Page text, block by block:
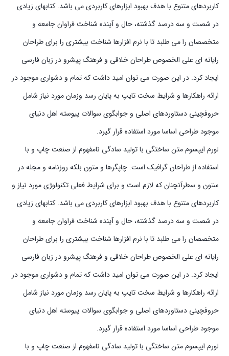
کاربردهای متنوع با هدف بهبود ابزارهای کاربردی می باشد. کتابهای زیادی
در شصت و سه درصد گذشته، حال و آینده شناخت فراوان جامعه و
متخصصان را می طلبد تا با نرم افزارها شناخت بیشتری را برای طراحان
رایانه ای علی الخصوص طراحان خلاقی و فرهنگ پیشرو در زبان فارسی
ایجاد کرد. در این صورت می توان امید داشت که تمام و دشواری موجود در
ارائه راهکارها و شرایط سخت تایپ به پایان رسد وزمان مورد نیاز شامل
حروفچینی دستاوردهای اصلی و جوابگوی سوالات پیوسته اهل دنیای
موجود طراحی اساسا مورد استفاده قرار گیرد.
لورم ایپسوم متن ساختگی با تولید سادگی نامفهوم از صنعت چاپ و با
استفاده از طراحان گرافیک است. چاپگرها و متون بلکه روزنامه و مجله در
ستون و سطرآنچنان که لازم است و برای شرایط فعلی تکنولوژی مورد نیاز و
کاربردهای متنوع با هدف بهبود ابزارهای کاربردی می باشد. کتابهای زیادی
در شصت و سه درصد گذشته، حال و آینده شناخت فراوان جامعه و
متخصصان را می طلبد تا با نرم افزارها شناخت بیشتری را برای طراحان
رایانه ای علی الخصوص طراحان خلاقی و فرهنگ پیشرو در زبان فارسی
ایجاد کرد. در این صورت می توان امید داشت که تمام و دشواری موجود در
ارائه راهکارها و شرایط سخت تایپ به پایان رسد وزمان مورد نیاز شامل
حروفچینی دستاوردهای اصلی و جوابگوی سوالات پیوسته اهل دنیای
موجود طراحی اساسا مورد استفاده قرار گیرد.
لورم ایپسوم متن ساختگی با تولید سادگی نامفهوم از صنعت چاپ و با